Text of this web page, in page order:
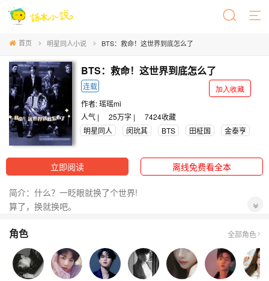
首页 明星同人小说 BTS：救命！这世界到底怎么了
BTS：救命！这世界到底怎么了
连载
加入收藏
作者:瑶瑶mi
人气 |
25万字 | 7424收藏
明星同人
闵玧其 BTS 田柾国 金泰亨
立即阅读 离线免费看全本
简介：什么？一眨眼就换了个世界!
算了，换就换吧。
柾命啊，你要回家！
【田柾国】偏执/表里不一
“姐姐，别不要我，我的世界就只有你了....”
角色 全部角色